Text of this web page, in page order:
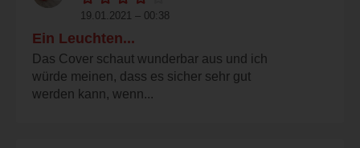
19.01.2021 – 00:38
Ein Leuchten...
Das Cover schaut wunderbar aus und ich
würde meinen, dass es sicher sehr gut
werden kann, wenn...